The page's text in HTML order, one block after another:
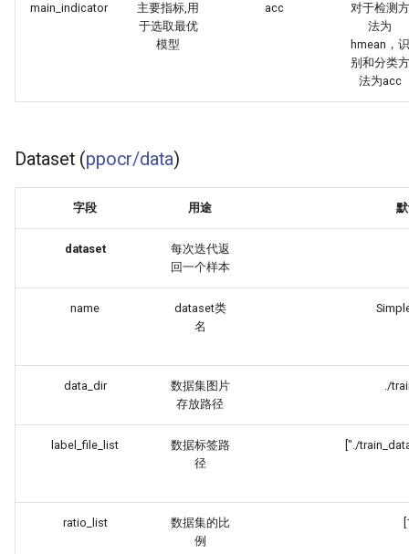
main_indicator
主要指标,用
于选取最优
模型
acc
对于检测方
法为
hmean，识
别和分类方
法为acc
Dataset (ppocr/data)
字段 用途
dataset
每次迭代返
回一个样本
name
dataset类
名
data_dir
数据集图片
存放路径
./
label_file_list
数据标签路
径
["./
ratio_list
数据集的比
例